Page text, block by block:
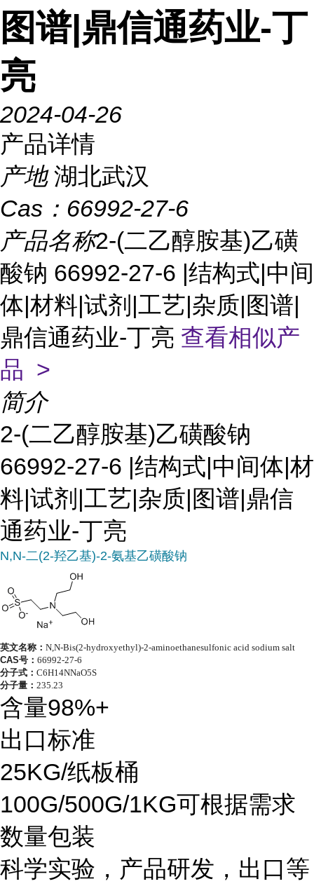
图谱|鼎信通药业-丁
亮
2024-04-26
产品详情
产地 湖北武汉
Cas： 66992-27-6
产品名称2-(二乙醇胺基)乙磺
酸钠 66992-27-6 |结构式|中间
体|材料|试剂|工艺|杂质|图谱|
鼎信通药业-丁亮 查看相似产
品 >
简介
2-(二乙醇胺基)乙磺酸钠
66992-27-6 |结构式|中间体|材
料|试剂|工艺|杂质|图谱|鼎信
通药业-丁亮
N,N-二(2-羟乙基)-2-氨基乙磺酸钠
英文名称： N,N-Bis(2-hydroxyethyl)-2-aminoethanesulfonic acid sodium salt
CAS号： 66992-27-6
分子式： C6H14NNaO5S
分子量： 235.23
含量98%+
出口标准
25KG/纸板桶
100G/500G/1KG可根据需求
数量包装
科学实验，产品研发，出口等